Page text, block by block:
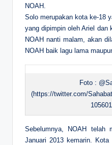
NOAH.
Solo merupakan kota ke-18
yang dipimpin oleh Ariel dan
NOAH nanti malam, akan
NOAH baik lagu lama
Foto :
(https://twitter.com/
Sebelumnya, NOAH telah
Januari 2013 kemarin.